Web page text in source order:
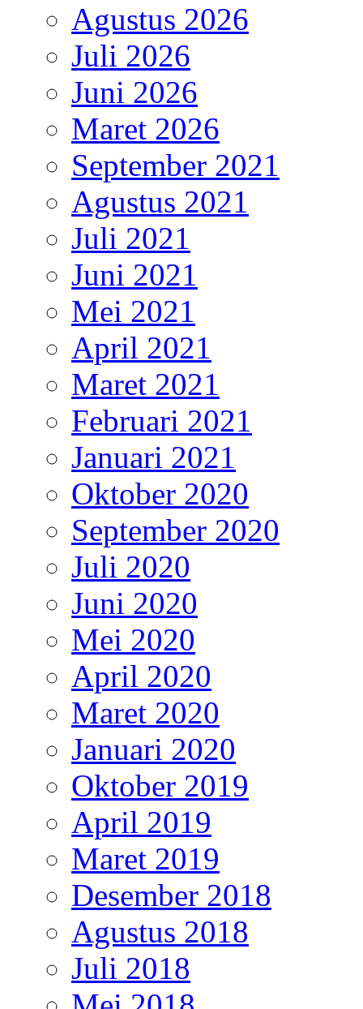
Agustus 2026
Juli 2026
Juni 2026
Maret 2026
September 2021
Agustus 2021
Juli 2021
Juni 2021
Mei 2021
April 2021
Maret 2021
Februari 2021
Januari 2021
Oktober 2020
September 2020
Juli 2020
Juni 2020
Mei 2020
April 2020
Maret 2020
Januari 2020
Oktober 2019
April 2019
Maret 2019
Desember 2018
Agustus 2018
Juli 2018